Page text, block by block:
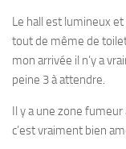
Le hall est lumineux et
tout de même de
mon arrivée il n’y a
peine 3 à attendre.
Il y a une zone
c’est vraiment bien